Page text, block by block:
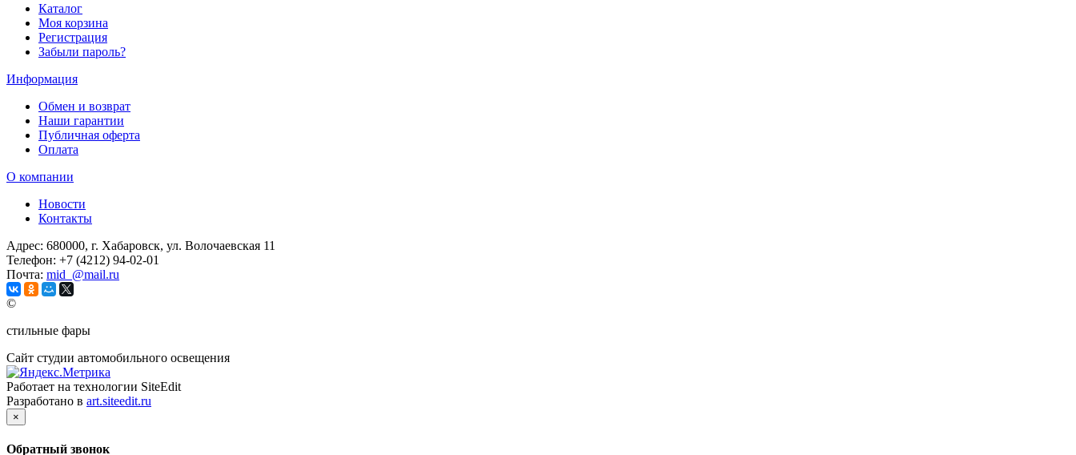
Каталог
Моя корзина
Регистрация
Забыли пароль?
Информация
Обмен и возврат
Наши гарантии
Публичная оферта
Оплата
О компании
Новости
Контакты
Адрес: 680000, г. Хабаровск, ул. Волочаевская 11
Телефон: +7 (4212) 94-02-01
Почта: mid_@mail.ru
©
стильные фары
Сайт студии автомобильного освещения
Работает на технологии SiteEdit
Разработано в art.siteedit.ru
×
Обратный звонок